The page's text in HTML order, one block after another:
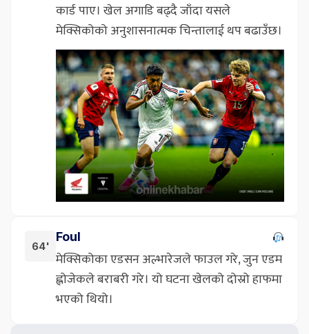
कार्ड पाए। खेल अगाडि बढ्दै जाँदा यसले
मेक्सिकोको अनुशासनात्मक चिन्तालाई थप बढाउँछ।
64'
Foul
मेक्सिकोका एडसन अल्भारेजले फाउल गरे, जुन एडम
ह्लोजेकले बराबरी गरे। यो घटना खेलको दोस्रो हाफमा
भएको थियो।